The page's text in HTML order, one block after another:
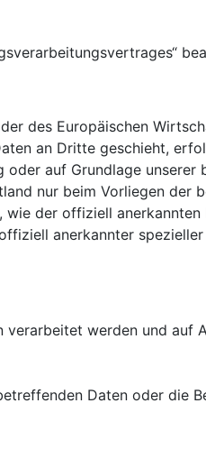
des Europäischen
an Dritte geschieht,
auf Grundlage
nur beim Vorliegen der
der offiziell
anerkannter
werden und
Daten oder die